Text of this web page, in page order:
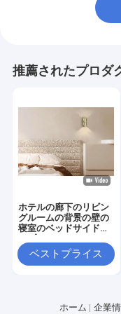
推薦されたプロダ
ホテルの廊下のリビン
グルームの背景の壁の
寝室のベッドサイドラ
ベストプライス
ホーム 企業